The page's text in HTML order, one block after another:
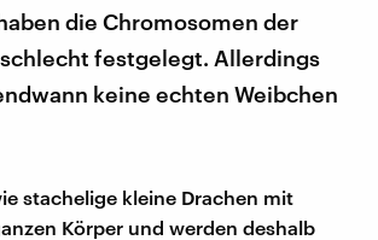
die Chromosomen der
festgelegt. Allerdings
keine echten Weibchen
stachelige kleine Drachen mit
Körper und werden deshalb